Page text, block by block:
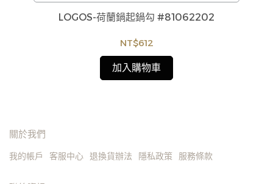
勾、提鍋蓋專用把勾具
/
商品流動性快且多個平台共用庫存，偶有下單後缺貨
情形，客服人員將立即與您聯繫交期或更換商品，如
無法出貨，本公司將有權取消訂單，造成不便尚請見
諒。如遇庫存不足無法下單，亦歡迎洽詢客服。
LOGOS-荷蘭鍋起鍋勾 #81062202
NT$612
加入購物車
關於我們
我的帳戶 客服中心 退換貨辦法 隱私政策 服務條款